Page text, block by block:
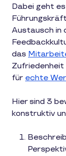
Dabei geht
Austausch in
das
Zufriedenheit
für echte
Hier sind 3
konstruktiv